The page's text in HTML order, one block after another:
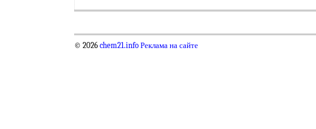
© 2026 chem21.info Реклама на сайте